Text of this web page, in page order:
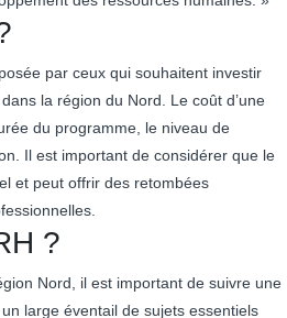
par ceux qui souhaitent investir
la région du Nord. Le coût d’une
du programme, le niveau de
Il est important de considérer que le
et peut offrir des retombées
?
Nord, il est important de suivre une
large éventail de sujets essentiels